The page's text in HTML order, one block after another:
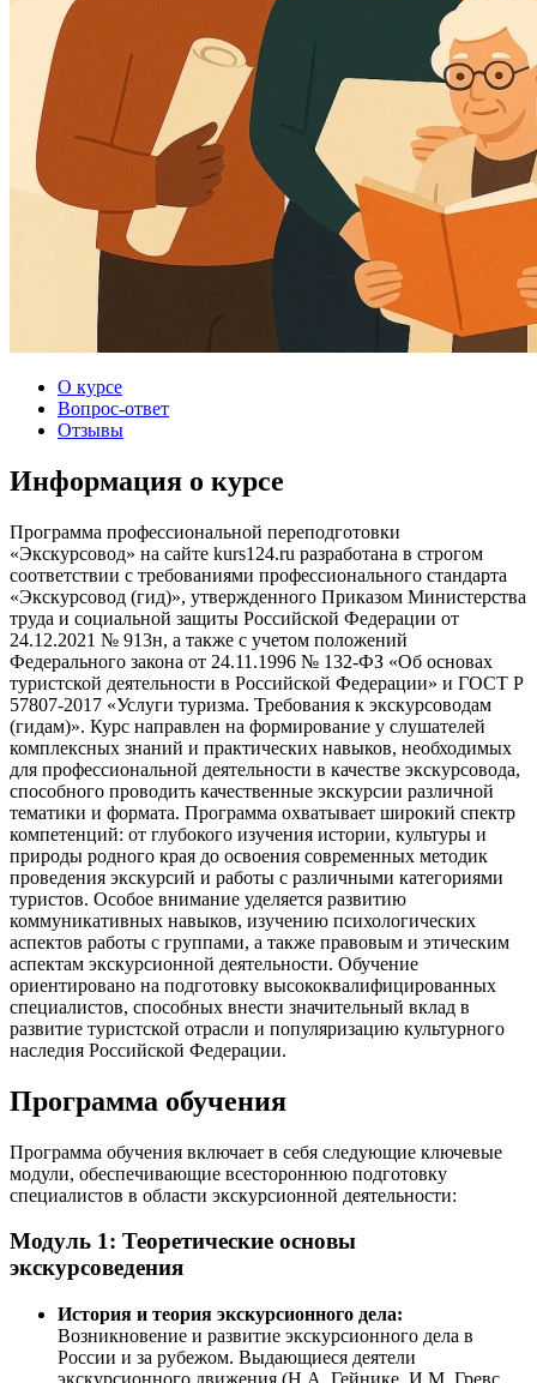
О курсе
Вопрос-ответ
Отзывы
Информация о курсе
Программа профессиональной переподготовки
«Экскурсовод» на сайте kurs124.ru разработана в строгом
соответствии с требованиями профессионального стандарта
«Экскурсовод (гид)», утвержденного Приказом Министерства
труда и социальной защиты Российской Федерации от
24.12.2021 № 913н, а также с учетом положений
Федерального закона от 24.11.1996 № 132-ФЗ «Об основах
туристской деятельности в Российской Федерации» и ГОСТ Р
57807-2017 «Услуги туризма. Требования к экскурсоводам
(гидам)». Курс направлен на формирование у слушателей
комплексных знаний и практических навыков, необходимых
для профессиональной деятельности в качестве экскурсовода,
способного проводить качественные экскурсии различной
тематики и формата. Программа охватывает широкий спектр
компетенций: от глубокого изучения истории, культуры и
природы родного края до освоения современных методик
проведения экскурсий и работы с различными категориями
туристов. Особое внимание уделяется развитию
коммуникативных навыков, изучению психологических
аспектов работы с группами, а также правовым и этическим
аспектам экскурсионной деятельности. Обучение
ориентировано на подготовку высококвалифицированных
специалистов, способных внести значительный вклад в
развитие туристской отрасли и популяризацию культурного
наследия Российской Федерации.
Программа обучения
Программа обучения включает в себя следующие ключевые
модули, обеспечивающие всестороннюю подготовку
специалистов в области экскурсионной деятельности:
Модуль 1: Теоретические основы
экскурсоведения
История и теория экскурсионного дела:
Возникновение и развитие экскурсионного дела в
России и за рубежом. Выдающиеся деятели